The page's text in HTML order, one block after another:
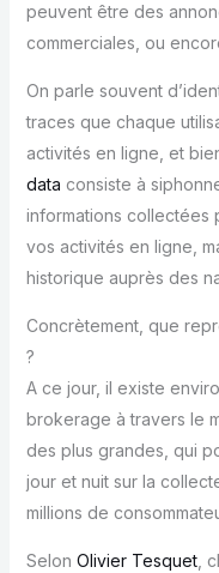
peuvent être des
commerciales, ou
On parle souvent
traces que chaque
activités en ligne, et
data consiste à
informations collectées
vos activités en ligne,
historique auprès des
Concrètement, que
?
A ce jour, il existe
brokerage à travers le
des plus grandes, qui
jour et nuit sur la
millions de
Selon Olivier Tesquet,